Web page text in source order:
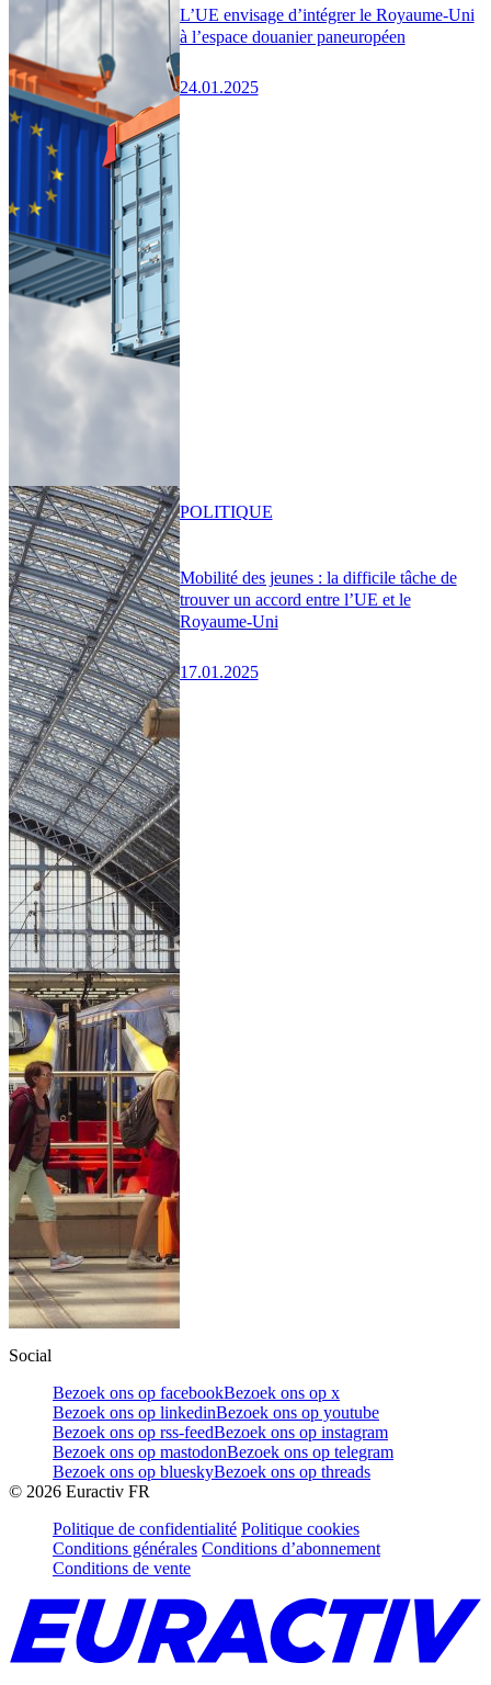
L’UE envisage d’intégrer le Royaume-Uni
à l’espace douanier paneuropéen
24.01.2025
Mobilité des jeunes : la difficile tâche de
trouver un accord entre l’UE et le
Royaume-Uni
17.01.2025
POLITIQUE
Social
Bezoek ons op facebookBezoek ons op x
Bezoek ons op linkedinBezoek ons op youtube
Bezoek ons op rss-feedBezoek ons op instagram
Bezoek ons op mastodonBezoek ons op telegram
Bezoek ons op blueskyBezoek ons op threads
© 2026 Euractiv FR
Politique de confidentialité Politique cookies
Conditions générales Conditions d’abonnement
Conditions de vente